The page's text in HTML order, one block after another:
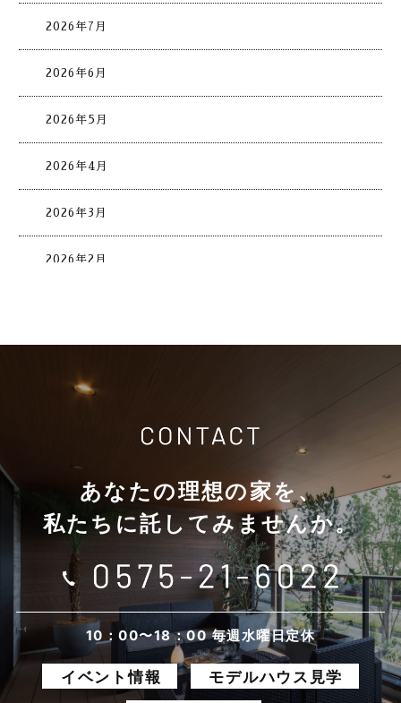
2026年7月
2026年6月
2026年5月
2026年4月
2026年3月
2026年2月
2025年11月
2025年9月
2025年7月
2025年6月
2025年5月
あなたの理想の家を、
私たちに託してみませんか。
10：00〜18：00 毎週水曜日定休
イベント情報
モデルハウス見学